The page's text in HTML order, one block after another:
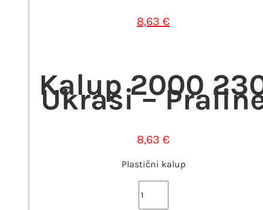
8,63 €
Kalup 2000
Ukrasi –
8,63 €
Plastični kalup